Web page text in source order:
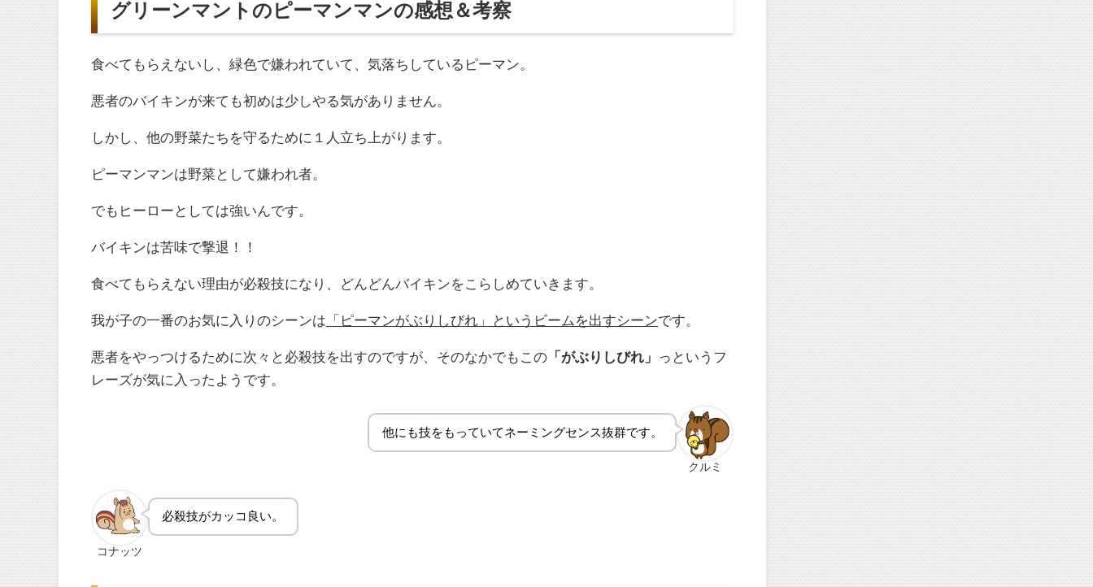
グリーンマントのピーマンマンの感想＆考察
食べてもらえないし、緑色で嫌われていて、気落ちしているピーマン。
悪者のバイキンが来ても初めは少しやる気がありません。
しかし、他の野菜たちを守るために１人立ち上がります。
ピーマンマンは野菜として嫌われ者。
でもヒーローとしては強いんです。
バイキンは苦味で撃退！！
食べてもらえない理由が必殺技になり、どんどんバイキンをこらしめていきます。
我が子の一番のお気に入りのシーンは 「ピーマンがぶりしびれ」というビームを出すシーンです。
悪者をやっつけるために次々と必殺技を出すのですが、そのなかでもこの 「がぶりしびれ」
っというフ
レーズが気に入ったようです。
クルミ
他にも技をもっていてネーミングセンス抜群です。
コナッツ
必殺技がカッコ良い。